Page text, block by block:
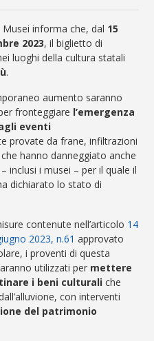
informa che, dal 15
2023, il biglietto di
luoghi della cultura statali
.
aumento saranno
fronteggiare l’emergenza
eventi
provate da frane, infiltrazioni
hanno danneggiato anche
inclusi i musei – per il quale il
dichiarato lo stato di
contenute nell’articolo 14
2023, n.61 approvato
i proventi di questa
utilizzati per mettere
i beni culturali che
con interventi
del patrimonio